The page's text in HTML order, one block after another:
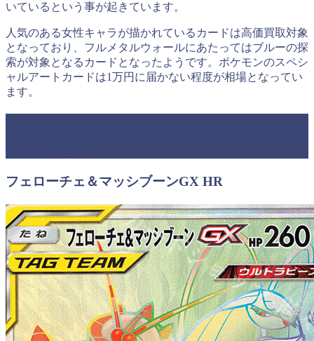
いているという事が起きています。
人気のある女性キャラが描かれているカードは高価買取対象
となっており、フルメタルウォールにあたってはブルーの探
索が対象となるカードとなったようです。ポケモンのスペシ
ャルアートカードは1万円に届かない程度が相場となってい
ます。
フェローチェ＆マッシブーンGX HR